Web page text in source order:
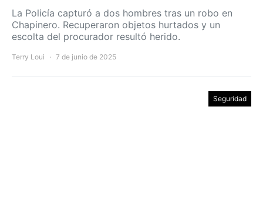
La Policía capturó a dos hombres tras un robo en
Chapinero. Recuperaron objetos hurtados y un
escolta del procurador resultó herido.
Terry Loui 7 de junio de 2025
Seguridad